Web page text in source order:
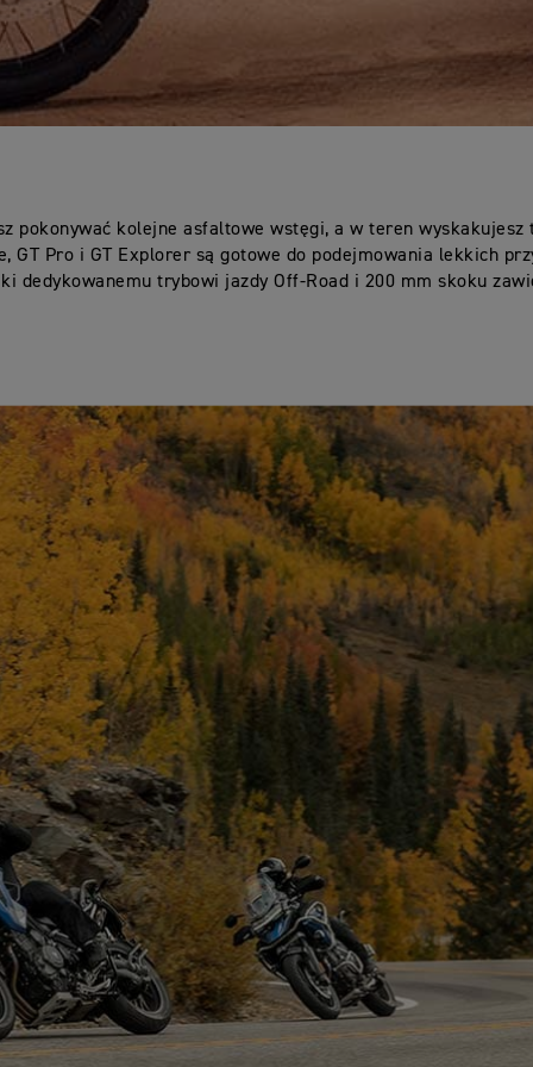
pokonywać kolejne asfaltowe wstęgi, a w teren wyskakujesz
GT Pro i GT Explorer są gotowe do podejmowania lekkich
dedykowanemu trybowi jazdy Off-Road i 200 mm skoku